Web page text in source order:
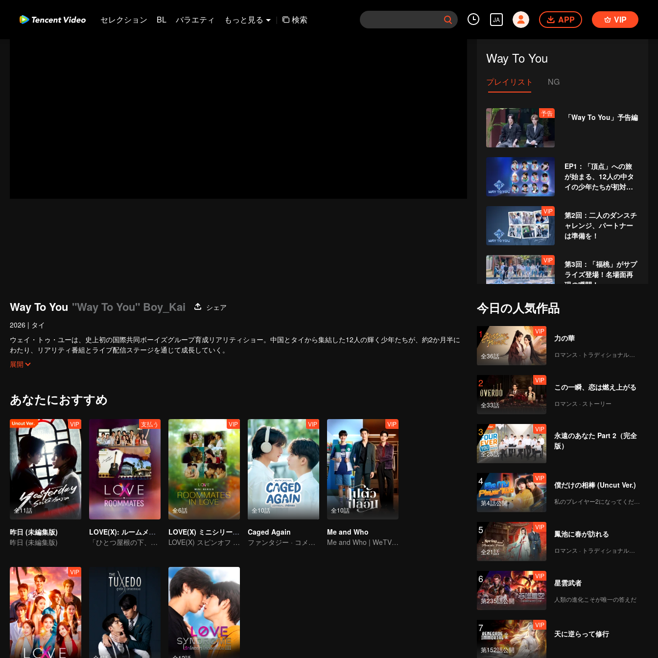
セレクション BL バラエティ もっと見る | 検索 JA APP VIP
Way To You
プレイリスト NG
予告 「Way To You」予告編
EP1：「頂点」への旅
が始まる、12人の中タ
イの少年たちが初対
VIP
第2回：二人のダンスチ
ャレンジ、パートナー
は準備を！
VIP
第3回：「福桃」がサプ
ライズ登場！名場面再
現の瞬間！
VIP
VIP
VIP
VIP
へ
VIP
VIP
VIP
VIP
Way To You "Way To You" Boy_Kai
シェア
2026 | タイ
ウェイ・トゥ・ユーは、史上初の国際共同ボーイズグループ育成リアリティショー。中国とタイから集結した12人の輝く少年たちが、約2か月半に
わたり、リアリティ番組とライブ配信ステージを通じて成長していく。
従来の番組収録方式を排除し、マルチプラットフォームでの双方向参加システムを導入。視聴者は投票や応援を通じて直接アイドル育成に参加で
き、初対面から真のパートナーへと変わっていく過程を見届けることができる。最も人気とケミストリーを獲得した最高のペアは、世界舞台での
展開
あなたにおすすめ
全11話
VIP
昨日 (未編集版)
昨日 (未編集版)
支払う
LOVE(X): ルームメイト
「ひとつ屋根の下、心の扉を開く！LOVE(X)ルームメイトスペシャル」
全6話
VIP
LOVE(X) ミニシリーズ：恋するルームメイト
LOVE(X) スピンオフ ミニシリーズ
全10話
VIP
Caged Again
ファンタジー · コメディー
全10話
VIP
Me and Who
Me and Who | WeTV Original
VIP
今日の人気作品
1
全36話
VIP
力の華
ロマンス · トラディショナル・コスチューム
2
全33話
VIP
この一瞬、恋は燃え上がる
ロマンス · ストーリー
3
全25話
VIP
永遠のあなた Part 2（完全
版）
4
第4話公開
VIP
僕だけの相棒 (Uncut Ver.)
私のプレイヤー2になってください
5
全21話
VIP
鳳池に春が訪れる
ロマンス · トラディショナル・コスチューム
6
第235話公開
VIP
星雲武者
人類の進化こそが唯一の答えだ
7
第152話公開
VIP
天に逆らって修行